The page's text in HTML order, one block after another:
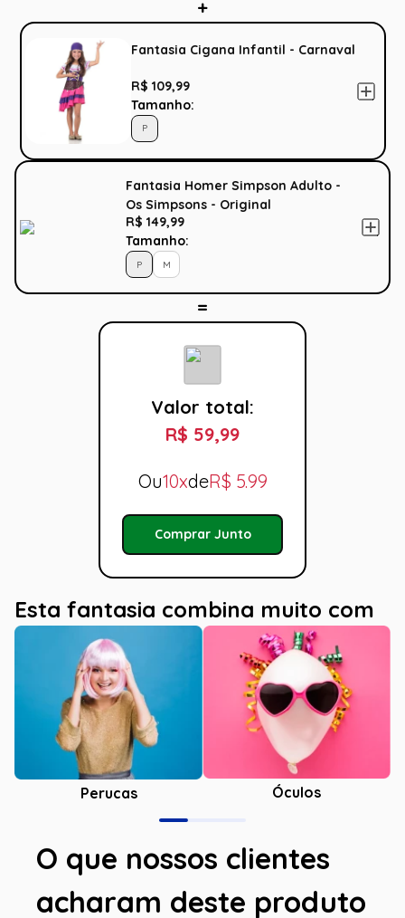
Fantasia Cigana Infantil - Carnaval
R$ 109,99
Tamanho:
P
Fantasia Homer Simpson Adulto -
Os Simpsons - Original
R$ 149,99
Tamanho:
P M
Valor total:
R$ 59,99
Ou10xdeR$ 5.99
Comprar Junto
Esta fantasia combina muito com
Perucas Óculos
O que nossos clientes
acharam deste produto